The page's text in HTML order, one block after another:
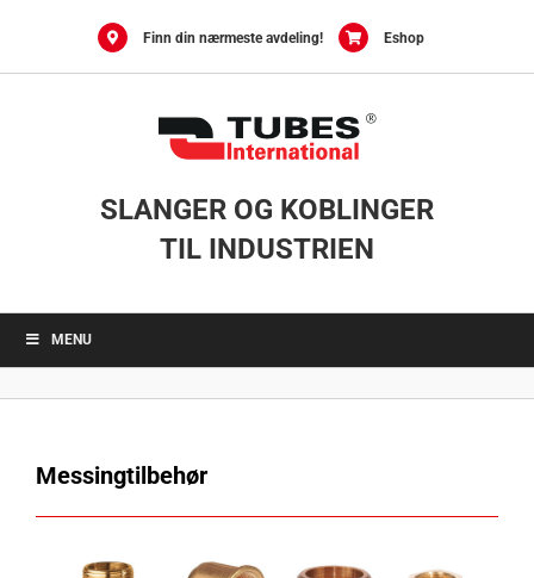
Finn din nærmeste avdeling! Eshop
SLANGER OG KOBLINGER
TIL INDUSTRIEN
MENU
Messingtilbehør